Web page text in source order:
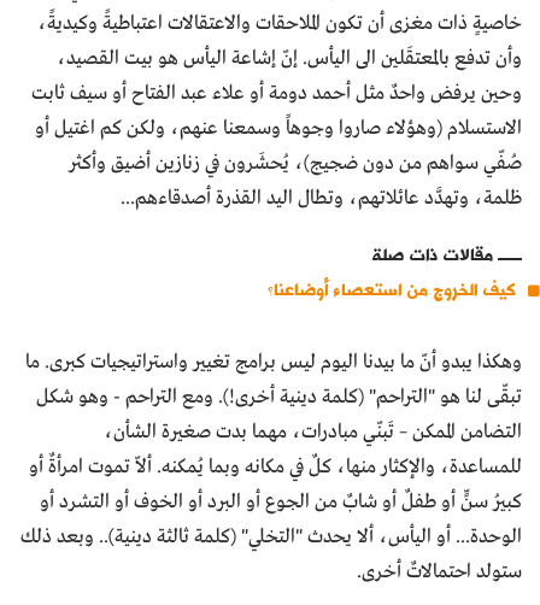
خاصيةٍ ذات مغزى أن تكون الملاحقات والاعتقالات اعتباطيةً وكيديةً،
وأن تدفع بالمعتقَلين الى اليأس. إنّ إشاعة اليأس هو بيت القصيد،
وحين يرفض واحدٌ مثل أحمد دومة أو علاء عبد الفتاح أو سيف ثابت
الاستسلام (وهؤلاء صاروا وجوهاً وسمعنا عنهم، ولكن كم اغتيل أو
صُفّي سواهم من دون ضجيج)، يُحشَرون في زنازين أضيق وأكثر
ظلمة، وتهدَّد عائلاتهم، وتطال اليد القذرة أصدقاءهم...
مقالات ذات صلة
كيف الخروج من استعصاء أوضاعنا؟
وهكذا يبدو أنّ ما بيدنا اليوم ليس برامج تغيير واستراتيجيات كبرى. ما
تبقّى لنا هو "التراحم" (كلمة دينية أخرى!). ومع التراحم - وهو شكل
التضامن الممكن – تَبنّي مبادرات، مهما بدت صغيرة الشأن،
للمساعدة، والإكثار منها، كلٌ في مكانه وبما يُمكنه. ألاّ تموت امرأةٌ أو
كبيرُ سنٍّ أو طفلٌ أو شابٌ من الجوع أو البرد أو الخوف أو التشرد أو
الوحدة... أو اليأس، ألا يحدث "التخلي" (كلمة ثالثة دينية).. وبعد ذلك
ستولد احتمالاتٌ أخرى.